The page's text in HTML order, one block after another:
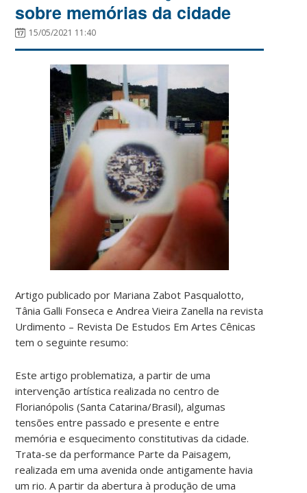
sobre memórias da cidade
15/05/2021 11:40
Artigo publicado por Mariana Zabot Pasqualotto,
Tânia Galli Fonseca e Andrea Vieira Zanella na revista
Urdimento – Revista De Estudos Em Artes Cênicas
tem o seguinte resumo:
Este artigo problematiza, a partir de uma
intervenção artística realizada no centro de
Florianópolis (Santa Catarina/Brasil), algumas
tensões entre passado e presente e entre
memória e esquecimento constitutivas da cidade.
Trata-se da performance Parte da Paisagem,
realizada em uma avenida onde antigamente havia
um rio. A partir da abertura à produção de uma